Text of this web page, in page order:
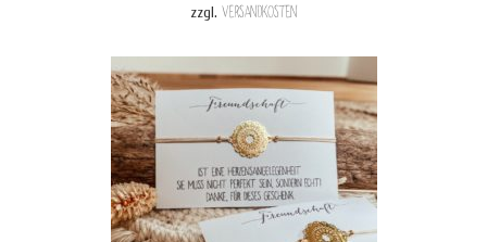
zzgl. Versandkosten